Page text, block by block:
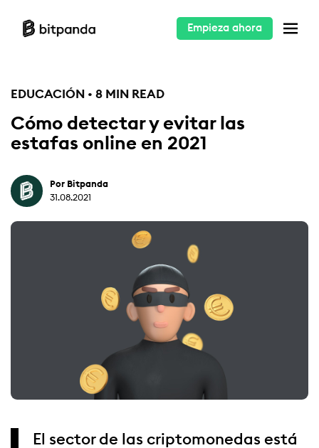
Empieza ahora
EDUCACIÓN • 8 MIN READ
Cómo detectar y evitar las
estafas online en 2021
Por Bitpanda
31.08.2021
El sector de las criptomonedas está